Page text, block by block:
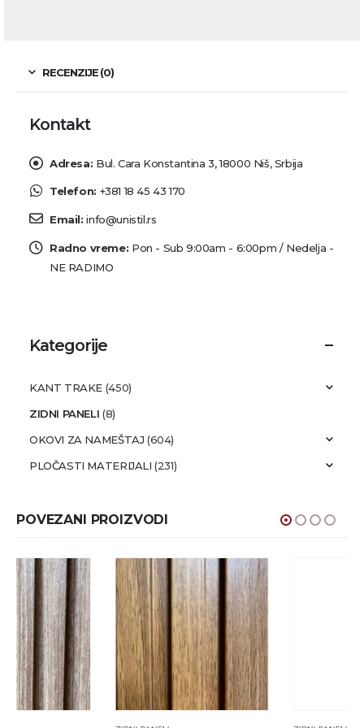
RECENZIJE (0)
Kontakt
Adresa: Bul. Cara Konstantina 3, 18000 Niš, Srbija
Telefon: +381 18 45 43 170
Email: info@unistil.rs
Radno vreme: Pon - Sub 9:00am - 6:00pm / Nedelja -
NE RADIMO
Kategorije
KANT TRAKE (450)
ZIDNI PANELI (8)
OKOVI ZA NAMEŠTAJ (604)
PLOČASTI MATERIJALI (231)
POVEZANI PROIZVODI